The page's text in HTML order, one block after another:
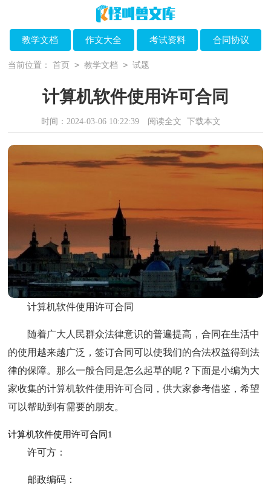
教学文档 作文大全 考试资料 合同协议
当前位置： 首页 > 教学文档 > 试题
计算机软件使用许可合同
时间：2024-03-06 10:22:39 阅读全文 下载本文
计算机软件使用许可合同
随着广大人民群众法律意识的普遍提高，合同在生活中
的使用越来越广泛，签订合同可以使我们的合法权益得到法
律的保障。那么一般合同是怎么起草的呢？下面是小编为大
家收集的计算机软件使用许可合同，供大家参考借鉴，希望
可以帮助到有需要的朋友。
计算机软件使用许可合同1
许可方：
邮政编码：